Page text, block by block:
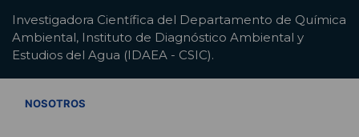
Investigadora Científica del Departamento de Química
Ambiental, Instituto de Diagnóstico Ambiental y
Estudios del Agua (IDAEA - CSIC).
NOSOTROS